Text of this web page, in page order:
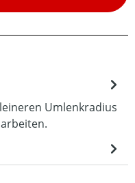
Umlenkradius